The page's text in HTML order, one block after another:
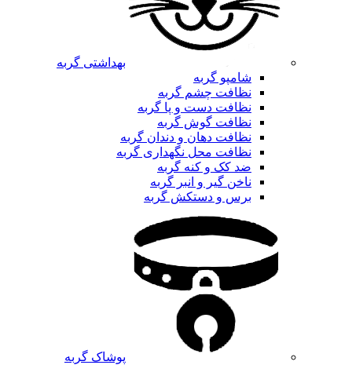
بهداشتی گربه
شامپو گربه
نظافت چشم گربه
نظافت دست و پا گربه
نظافت گوش گربه
نظافت دهان و دندان گربه
نظافت محل نگهداری گربه
ضد کک و کنه گربه
ناخن گیر و انبر گربه
برس و دستکش گربه
پوشاک گربه